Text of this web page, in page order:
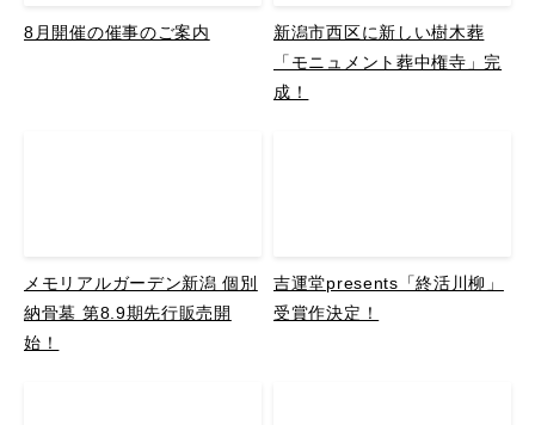
8月開催の催事のご案内
新潟市西区に新しい樹木葬
「モニュメント葬中権寺」完
成！
メモリアルガーデン新潟 個別
納骨墓 第8.9期先行販売開
始！
吉運堂presents「終活川柳」
受賞作決定！